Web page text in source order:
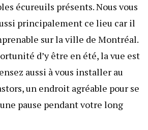
écureuils présents. Nous vous
principalement ce lieu car il
sur la ville de Montréal.
d’y être en été, la vue est
aussi à vous installer au
un endroit agréable pour se
pause pendant votre long